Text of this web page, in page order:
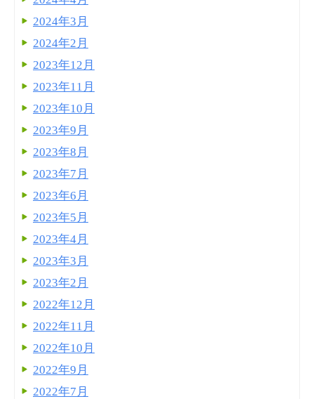
2024年3月
2024年2月
2023年12月
2023年11月
2023年10月
2023年9月
2023年8月
2023年7月
2023年6月
2023年5月
2023年4月
2023年3月
2023年2月
2022年12月
2022年11月
2022年10月
2022年9月
2022年7月